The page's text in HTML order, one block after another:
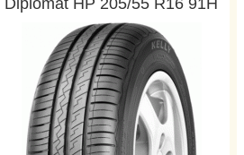
Diplomat HP 205/55 R16 91H